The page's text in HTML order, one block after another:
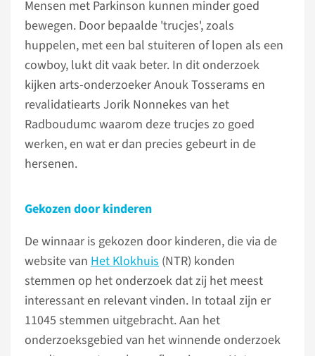
Mensen met Parkinson kunnen minder goed
bewegen. Door bepaalde 'trucjes', zoals
huppelen, met een bal stuiteren of lopen als een
cowboy, lukt dit vaak beter. In dit onderzoek
kijken arts-onderzoeker Anouk Tosserams en
revalidatiearts Jorik Nonnekes van het
Radboudumc waarom deze trucjes zo goed
werken, en wat er dan precies gebeurt in de
hersenen.
Gekozen door kinderen
De winnaar is gekozen door kinderen, die via de
website van Het Klokhuis (NTR) konden
stemmen op het onderzoek dat zij het meest
interessant en relevant vinden. In totaal zijn er
11045 stemmen uitgebracht. Aan het
onderzoeksgebied van het winnende onderzoek